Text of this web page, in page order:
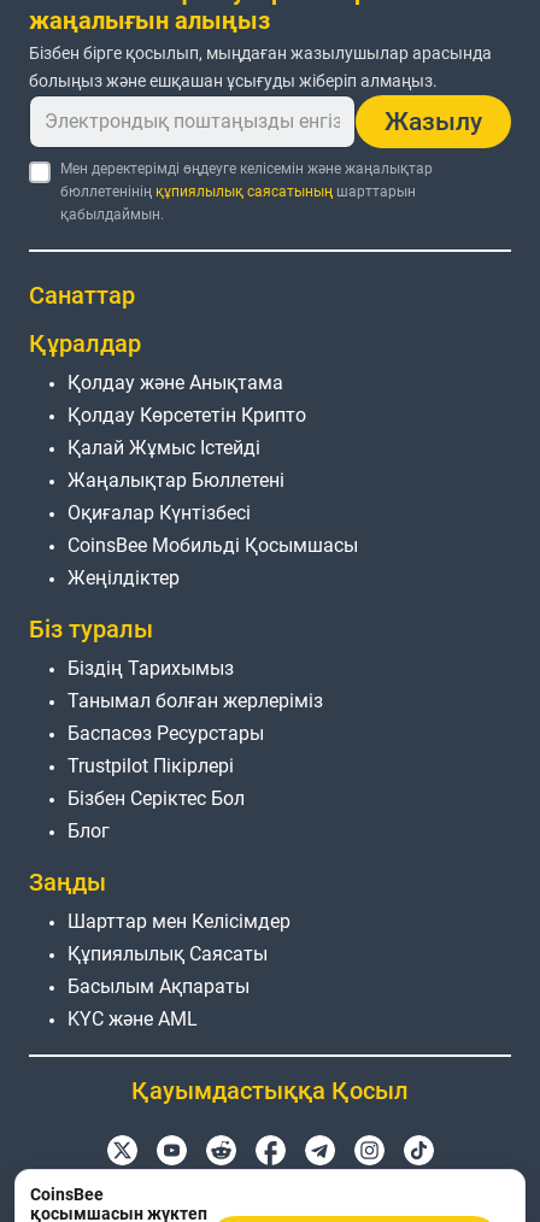
жаңалығын алыңыз
Бізбен бірге қосылып, мыңдаған жазылушылар арасында
болыңыз және ешқашан ұсығуды жіберіп алмаңыз.
Жазылу
Мен деректерімді өңдеуге келісемін және жаңалықтар
бюллетенінің құпиялылық саясатының шарттарын
қабылдаймын.
Санаттар
Құралдар
Қолдау және Анықтама
Қолдау Көрсететін Крипто
Қалай Жұмыс Істейді
Жаңалықтар Бюллетені
Оқиғалар Күнтізбесі
CoinsBee Мобильді Қосымшасы
Жеңілдіктер
Біз туралы
Біздің Тарихымыз
Танымал болған жерлеріміз
Баспасөз Ресурстары
Trustpilot Пікірлері
Бізбен Серіктес Бол
Блог
Заңды
Шарттар мен Келісімдер
Құпиялылық Саясаты
Басылым Ақпараты
KYC және AML
Қауымдастыққа Қосыл
Өнім атаулары, логотиптер мен брендтер тек
CoinsBee
қосымшасын жүктеп